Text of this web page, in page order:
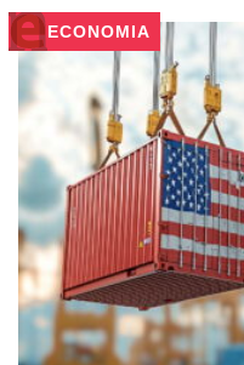
ECONOMIA